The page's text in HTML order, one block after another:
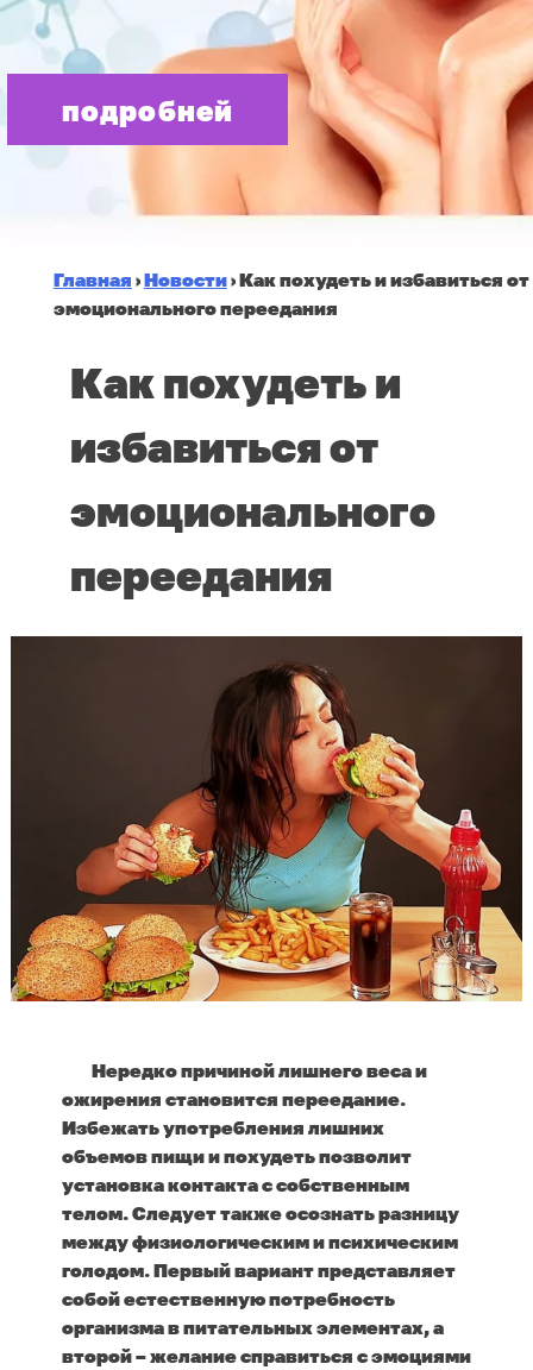
подробней
Главная ›Новости›Как похудеть и избавиться от
эмоционального переедания
Как похудеть и
избавиться от
эмоционального
переедания
Нередко причиной лишнего веса и
ожирения становится переедание.
Избежать употребления лишних
объемов пищи и похудеть позволит
установка контакта с собственным
телом. Следует также осознать разницу
между физиологическим и психическим
голодом. Первый вариант представляет
собой естественную потребность
организма в питательных элементах, а
второй – желание справиться с эмоциями